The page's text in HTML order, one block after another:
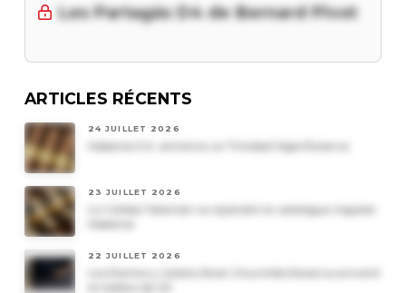
Les Partagás D4 de Bernard Pivot
ARTICLES RÉCENTS
24 JUILLET 2026
Habanos S.A. annonce un Trinidad Vigia Reserva
23 JUILLET 2026
Le Cohiba Talismán va rejoindre le catalogue régulier
22 JUILLET 2026